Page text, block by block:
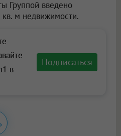
Группой введено
м недвижимости.
в
Подписаться